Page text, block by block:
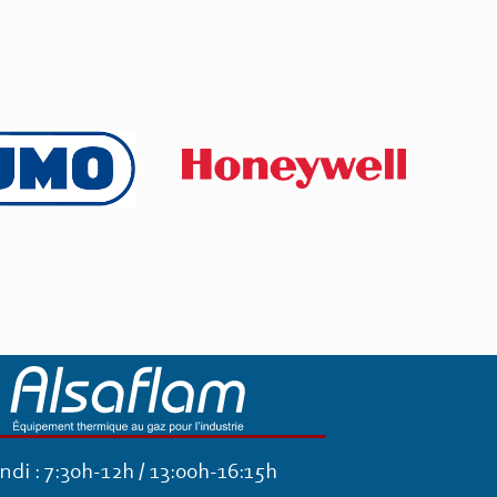
: 7:30h-12h / 13:00h-16:15h